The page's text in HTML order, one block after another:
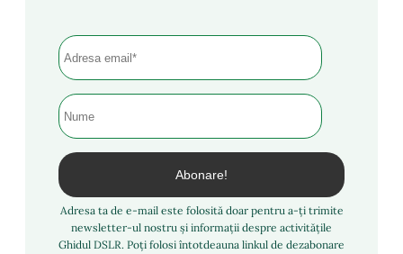
Adresa ta de e-mail este folosită doar pentru a-ți trimite
newsletter-ul nostru și informații despre activitățile
Ghidul DSLR. Poți folosi întotdeauna linkul de dezabonare